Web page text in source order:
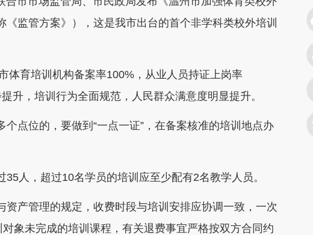
监管方案》），这是我市出台的首个非学科类校外培训
育培训机构备案率100%，从业人员持证上岗率
升，培训行为全面规范，人民群众满意度明显提升。
位的，要做到“一点一证”，在备案核准的培训地点办
人，超过10名学员的培训应至少配有2名教学人员。
产管理的规定，收费时段与培训安排应协调一致，一次
象未完成的培训课程，有关退费事宜严格按双方合同约